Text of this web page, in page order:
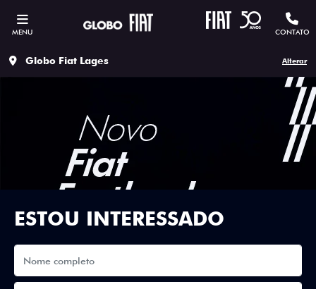
MENU CONTATO
Globo Fiat Lages Alterar
ESTOU INTERESSADO